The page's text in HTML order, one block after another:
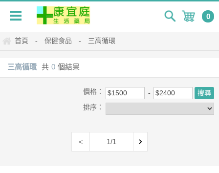
0
首頁 - 保健食品 - 三高循環
三高循環 共 0 個結果
價格：
排序：
< 1/1